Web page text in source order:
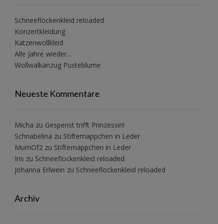
Schneeflockenkleid reloaded
Konzertkleidung
Katzenwollkleid
Alle Jahre wieder…
Wollwalkanzug Pusteblume
Neueste Kommentare
Micha zu Gespenst trifft Prinzessin!
Schnabelina zu Stiftemäppchen in Leder
MumOf2 zu Stiftemäppchen in Leder
Iris zu Schneeflockenkleid reloaded
Johanna Erlwein zu Schneeflockenkleid reloaded
Archiv